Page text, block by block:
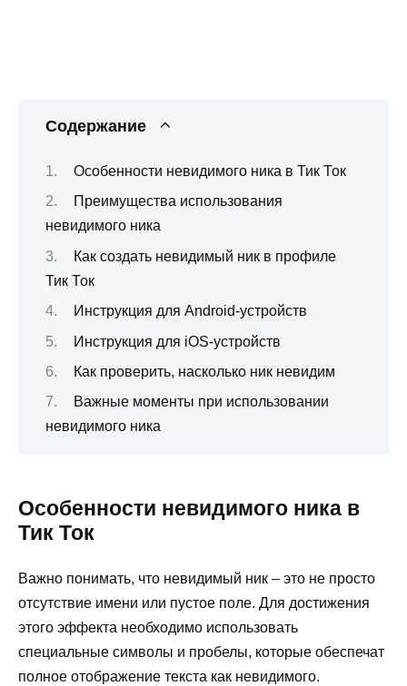
Содержание
Особенности невидимого ника в Тик Ток
Преимущества использования
невидимого ника
Как создать невидимый ник в профиле
Тик Ток
Инструкция для Android-устройств
Инструкция для iOS-устройств
Как проверить, насколько ник невидим
Важные моменты при использовании
невидимого ника
Особенности невидимого ника в
Тик Ток
Важно понимать, что невидимый ник – это не просто
отсутствие имени или пустое поле. Для достижения
этого эффекта необходимо использовать
специальные символы и пробелы, которые обеспечат
полное отображение текста как невидимого.